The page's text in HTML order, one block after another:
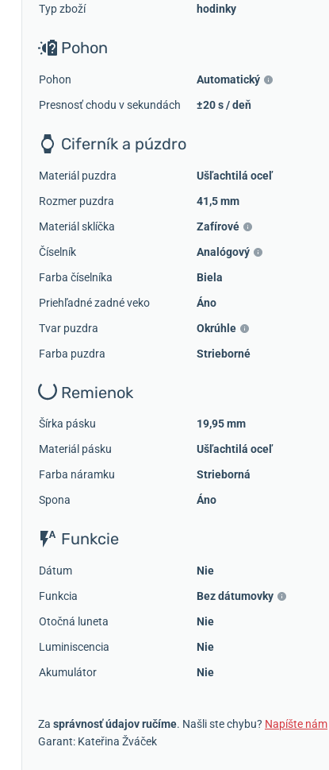
Typ zboží
hodinky
Pohon
Pohon
Automatický
Presnosť chodu v sekundách
±20 s / deň
Ciferník a púzdro
Materiál puzdra
Ušľachtilá oceľ
Rozmer puzdra
41,5 mm
Materiál sklíčka
Zafírové
Číselník
Analógový
Farba číselníka
Biela
Priehľadné zadné veko
Áno
Tvar puzdra
Okrúhle
Farba puzdra
Strieborné
Remienok
Šírka pásku
19,95 mm
Materiál pásku
Ušľachtilá oceľ
Farba náramku
Strieborná
Spona
Áno
Funkcie
Dátum
Nie
Funkcia
Bez dátumovky
Otočná luneta
Nie
Luminiscencia
Nie
Akumulátor
Nie
Za správnosť údajov ručíme. Našli ste chybu? Napíšte nám
Garant: Kateřina Žváček